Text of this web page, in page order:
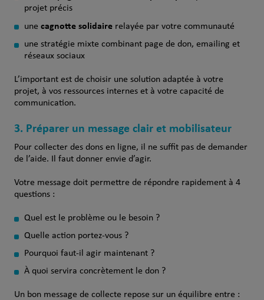
projet précis
une cagnotte solidairerelayée par votre communauté
une stratégie mixte combinant page de don, emailing et
réseaux sociaux
L’important est de choisir une solution adaptée à votre
projet, à vos ressources internes et à votre capacité de
communication.
3. Préparer un message clair et mobilisateur
Pour collecter des dons en ligne, il ne suffit pas de demander
de l’aide. Il faut donner envie d’agir.
Votre message doit permettre de répondre rapidement à 4
questions :
Quel est le problème ou le besoin ?
Quelle action portez-vous ?
Pourquoi faut-il agir maintenant ?
À quoi servira concrètement le don ?
Un bon message de collecte repose sur un équilibre entre :